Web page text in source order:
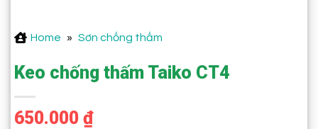
Home » Sơn chống thấm
Keo chống thấm Taiko CT4
650.000 ₫